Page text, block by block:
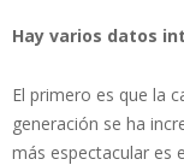
Hay varios datos
El primero es que la
generación se ha
más espectacular es